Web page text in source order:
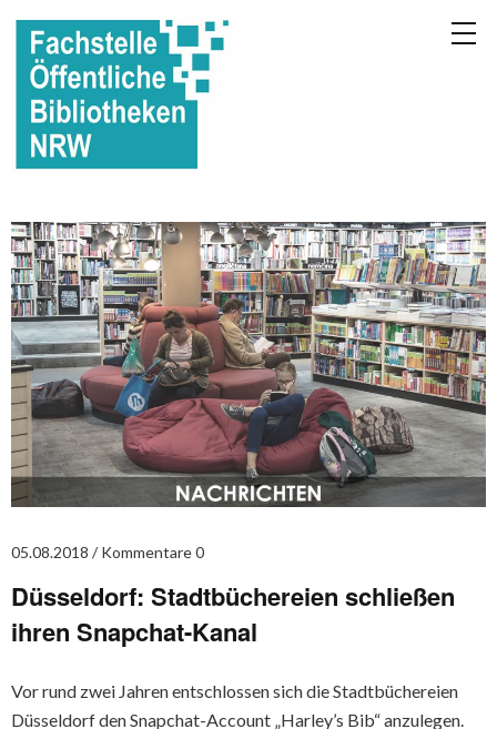
05.08.2018 Kommentare 0
Düsseldorf: Stadtbüchereien schließen
ihren Snapchat-Kanal
Vor rund zwei Jahren entschlossen sich die Stadtbüchereien
Düsseldorf den Snapchat-Account „Harley’s Bib“ anzulegen.